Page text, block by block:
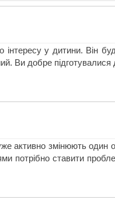
інтересу у дитини. Він
Ви добре
активно змінюють один
потрібно ставити